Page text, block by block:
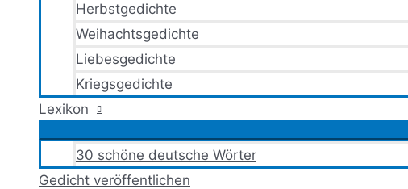
Herbstgedichte
Weihachtsgedichte
Liebesgedichte
Kriegsgedichte
Lexikon
30 schöne deutsche Wörter
Gedicht veröffentlichen